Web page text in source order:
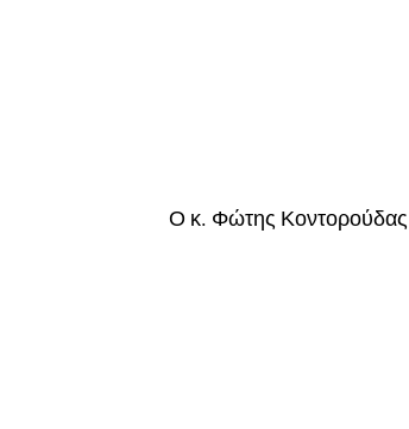
Ο κ. Φώτης Κοντορούδας